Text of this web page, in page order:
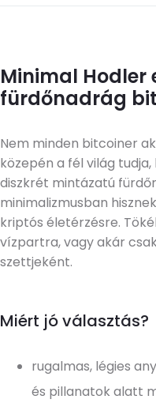
Minimal Hodler
fürdőnadrág
Nem minden bitcoiner
közepén a fél világ
diszkrét mintázatú
minimalizmusban
kriptós életérzésre.
vízpartra, vagy akár
szettjeként.
Miért jó választás?
rugalmas, légies
és pillanatok alatt